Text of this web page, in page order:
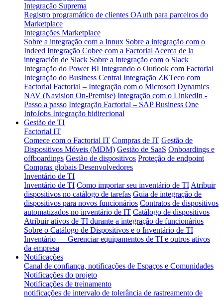
Integração Suprema
Registro programático de clientes OAuth para parceiros do
Marketplace
Integrações Marketplace
Sobre a integração com a Innux Sobre a integração com o
Indeed Integração Cobee com a Factorial Acerca de la
integración de Slack Sobre a integração com o Slack
Integração do Power BI Integrando o Outlook com Factorial
Integração do Business Central Integração ZKTeco com
Factorial Factorial – Integração com o Microsoft Dynamics
NAV (Navision On-Premise) Integração com o LinkedIn -
Passo a passo Integração Factorial – SAP Business One
InfoJobs Integração bidirecional
Gestão de TI
Factorial IT
Comece com o Factorial IT Compras de IT Gestão de
Dispositivos Móveis (MDM) Gestão de SaaS Onboardings e
offboardings Gestão de dispositivos Proteção de endpoint
Compras globais Desenvolvedores
Inventário de TI
Inventário de TI Como importar seu inventário de TI Atribuir
dispositivos no catálogo de tarefas Guia de integração de
dispositivos para novos funcionários Contratos de dispositivos
automatizados no inventário de IT Catálogo de dispositivos
Atribuir ativos de TI durante a integração de funcionários
Sobre o Catálogo de Dispositivos e o Inventário de TI
Inventário — Gerenciar equipamentos de TI e outros ativos
da empresa
Notificações
Canal de confiança, notificações de Espaços e Comunidades
Notificações do projeto
Notificações de treinamento
notificações de intervalo de tolerância de rastreamento de